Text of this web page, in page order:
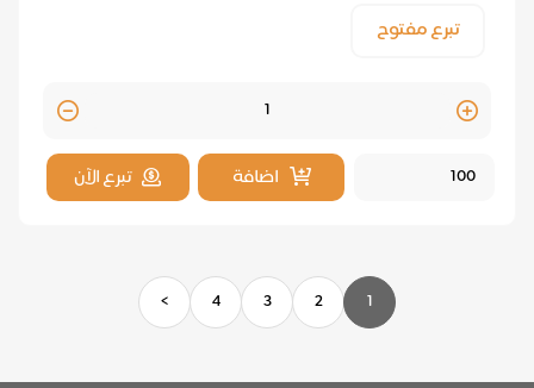
تبرع مفتوح
Quantity
اضافة
تبرع الآن
1
2
3
4
>